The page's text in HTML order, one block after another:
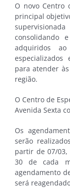
O novo Centro
principal
consolidando
adquiridos
para atender
região.
O Centro de
Avenida Sexta
Os
serão
partir de 07/
30 de cada
agendamento
será